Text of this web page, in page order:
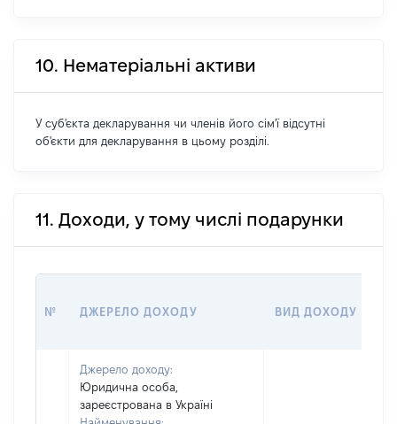
10. Нематеріальні активи
У суб'єкта декларування чи членів його сім'ї відсутні
об'єкти для декларування в цьому розділі.
11. Доходи, у тому числі подарунки
№ ДЖЕРЕЛО ДОХОДУ ВИД ДОХОДУ
Джерело доходу:
Юридична особа,
зареєстрована в Україні